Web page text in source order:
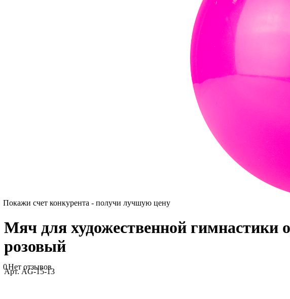
Покажи счет конкурента - получи лучшую цену
Мяч для художественной
розовый
0Нет отзывов
Арт.AG-15-13